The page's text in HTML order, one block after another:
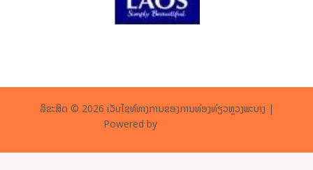
ລິຂະສິດ © 2026 ເວັບໄຊທ໌ທາງການຂອງການທ່ອງທ່ຽວຫຼວງພະບາງ |
Powered by